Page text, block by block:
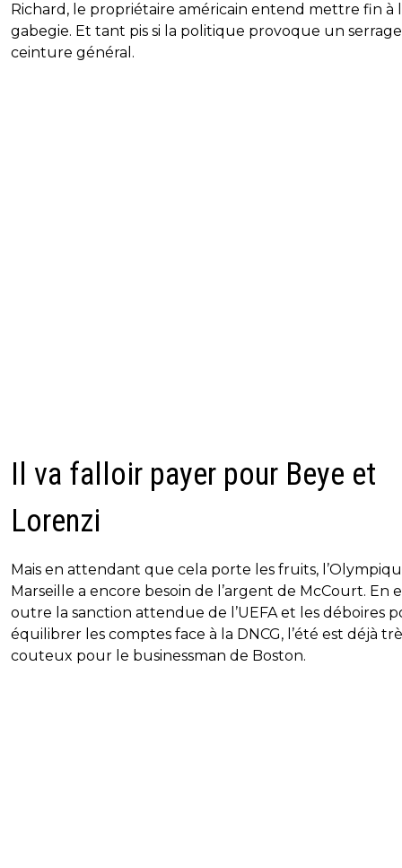
Richard, le propriétaire américain entend mettre fin à
gabegie. Et tant pis si la politique provoque un
ceinture général.
Il va falloir payer pour Beye et
Lorenzi
Mais en attendant que cela porte les fruits,
Marseille a encore besoin de l’argent de McCourt. En
outre la sanction attendue de l’UEFA et les déboires
équilibrer les comptes face à la DNCG, l’été est déjà
couteux pour le businessman de Boston.